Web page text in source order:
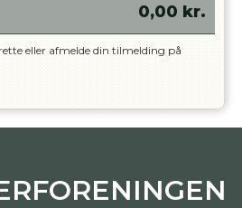
0,00 kr.
eller afmelde din tilmelding på